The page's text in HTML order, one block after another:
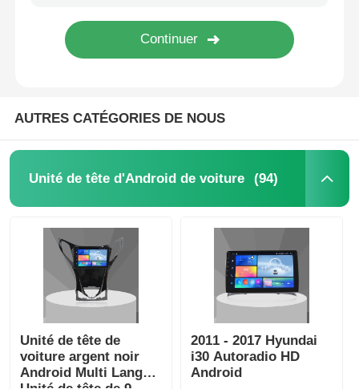
Visite d'usine
Contact
Tous les cas
Demande de soumission
Unité de tête d'Android de voiture
AUTRES CATÉGORIES DE NOUS
Unité de tête d'Android de voiture (94)
Unité de tête de
voiture argent noir
Android Multi Langue
2011 - 2017 Hyundai
i30 Autoradio HD
Android